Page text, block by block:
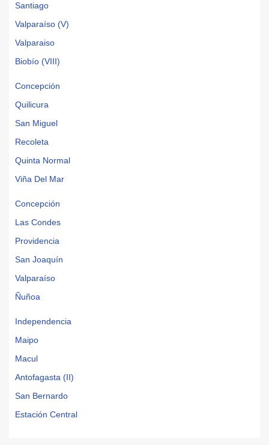
Santiago
Valparaíso (V)
Valparaiso
Biobío (VIII)
Concepción
Quilicura
San Miguel
Recoleta
Quinta Normal
Viña Del Mar
Concepción
Las Condes
Providencia
San Joaquín
Valparaíso
Ñuñoa
Independencia
Maipo
Macul
Antofagasta (II)
San Bernardo
Estación Central